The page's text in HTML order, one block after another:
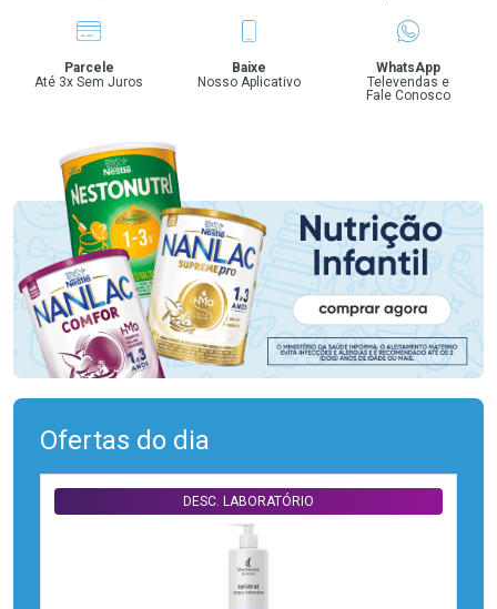
Parcele
Até 3x Sem Juros
Baixe
Nosso Aplicativo
WhatsApp
Televendas e
Fale Conosco
Ofertas do dia
DESC. LABORATÓRIO